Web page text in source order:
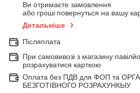
Ви отримаєте замовлення
або гроші повернуться на вашу
Детальніше
Післяплата
При самовивозі з магазину
розрахуватися карткою
Оплата без ПДВ для ФОП та
БЕЗГОТІВНОГО РОЗРАХУНКЫУ